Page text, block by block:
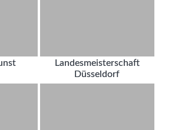
Landesmeisterschaft
Düsseldorf